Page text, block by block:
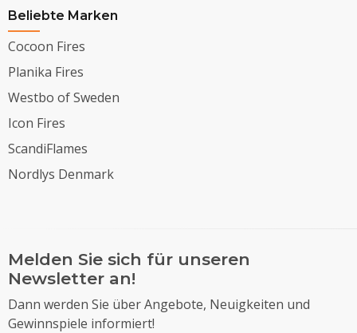
Beliebte Marken
Cocoon Fires
Planika Fires
Westbo of Sweden
Icon Fires
ScandiFlames
Nordlys Denmark
Melden Sie sich für unseren
Newsletter an!
Dann werden Sie über Angebote, Neuigkeiten und
Gewinnspiele informiert!